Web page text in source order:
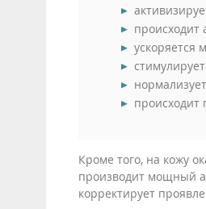
происходит
ускоряется
происходит
Кроме того, на кожу
производит мощный
корректирует